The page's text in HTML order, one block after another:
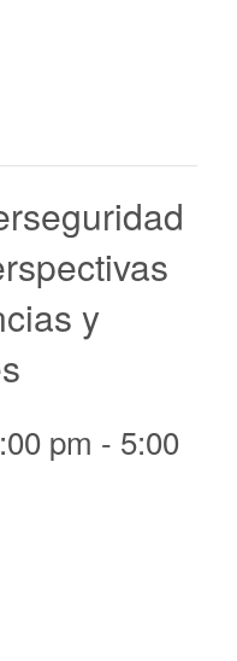
y
pm - 5:00